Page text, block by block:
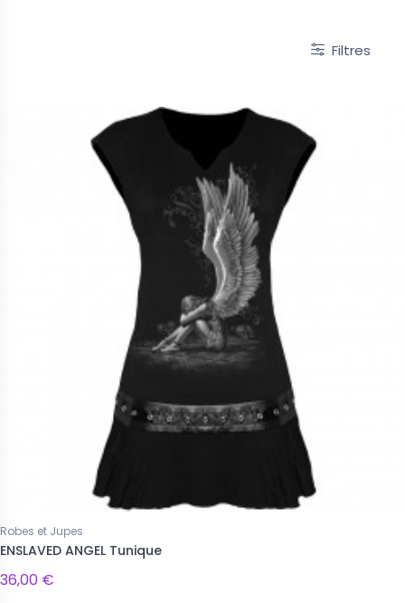
Filtres
Robes et Jupes
ENSLAVED ANGEL Tunique
36,00 €